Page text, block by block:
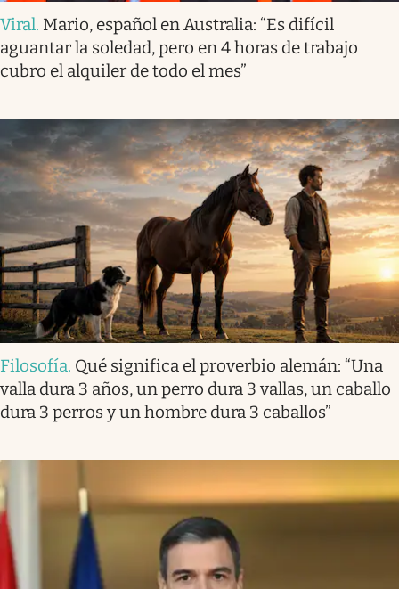
Viral. Mario, español en Australia: “Es difícil
aguantar la soledad, pero en 4 horas de trabajo
cubro el alquiler de todo el mes”
Filosofía. Qué significa el proverbio alemán: “Una
valla dura 3 años, un perro dura 3 vallas, un caballo
dura 3 perros y un hombre dura 3 caballos”